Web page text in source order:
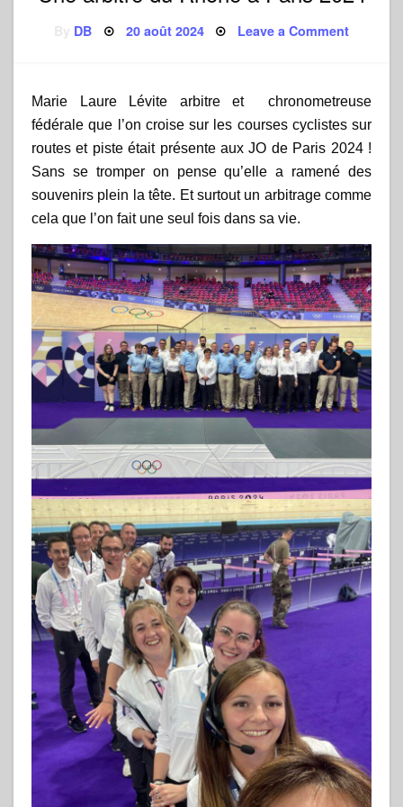
DB Posted
on
20 août 2024 Leave a Commenton
Une
Paris
Marie Laure Lévite arbitre et chronometreuse
fédérale que l’on croise sur les courses cyclistes sur
routes et piste était présente aux JO de Paris 2024 !
Sans se tromper on pense qu’elle a ramené des
souvenirs plein la tête. Et surtout un arbitrage comme
cela que l’on fait une seul fois dans sa vie.